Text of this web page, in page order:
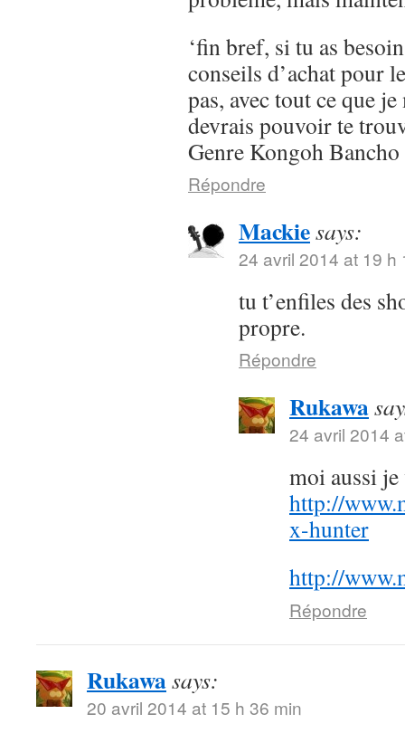
‘fin bref, si tu as
conseils d’achat pour
pas, avec tout ce que
devrais pouvoir te
Genre Kongoh Bancho
Répondre
Mackiesays:
24 avril 2014 at 19 h
tu t’enfiles des
propre.
Répondre
Rukawa
24 avril 2014
moi aussi
http://
x-hunter
http://
Répondre
Rukawasays:
20 avril 2014 at 15 h 36 min